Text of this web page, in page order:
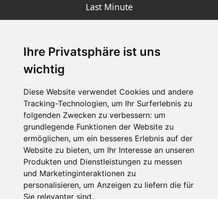
Ihre Privatsphäre ist uns
wichtig
Diese Website verwendet Cookies und andere
Tracking-Technologien, um Ihr Surferlebnis zu
folgenden Zwecken zu verbessern: um
grundlegende Funktionen der Website zu
ermöglichen, um ein besseres Erlebnis auf der
Website zu bieten, um Ihr Interesse an unseren
Produkten und Dienstleistungen zu messen
und Marketinginteraktionen zu
personalisieren, um Anzeigen zu liefern die für
Sie relevanter sind.
Last Minute
SCHNEEHÖHEN SKI APP
Die Schneehoehen Ski APP für iOS und Android - Ein
Muss für alle Wintersportler und Schneefreaks!
Impressum
Datenschutz